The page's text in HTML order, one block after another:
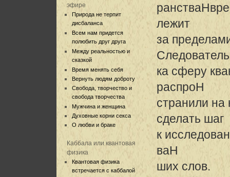
эфире
Природа не терпит
дисбаланса
Всем нам придется
полюбить друг друга
Между реальностью и
сказкой
Время менять себя
Вернуть людям доброту
Свобода, творчество и
свобода творчества
Мужчина и женщина
Духовные корни секса
О любви и браке
Каббала или квантовая
физика
Квантовая физика
встречается с каббалой
лежит
за
ка сферу
распроH
странили
сделать шаг
к
ваH
ших слов.